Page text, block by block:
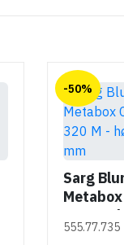
-50%
Sarg
320 M -
86 mm
555.77.735